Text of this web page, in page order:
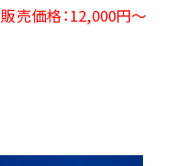
販売価格：12,000円～